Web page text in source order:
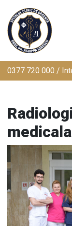
0377 720 000 /
medicala